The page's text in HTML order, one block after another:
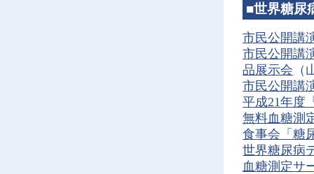
■世界糖
市民公開講
市民公開講
品展示会 （
市民公開講
平成21年度
無料血糖測
食事会「糖
世界糖尿病
血糖測定サ